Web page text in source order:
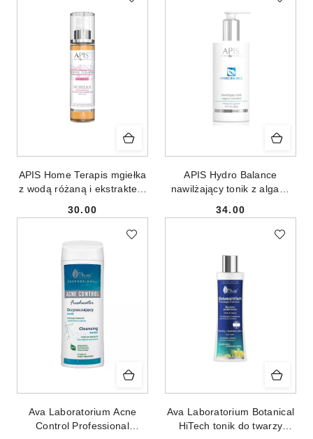
APIS Home Terapis mgiełka
z wodą różaną i ekstraktem
Cena:
30.00
APIS Hydro Balance
nawilżający tonik z algami
Cena:
34.00
Ava Laboratorium Acne
Control Professional
Ava Laboratorium Botanical
HiTech tonik do twarzy